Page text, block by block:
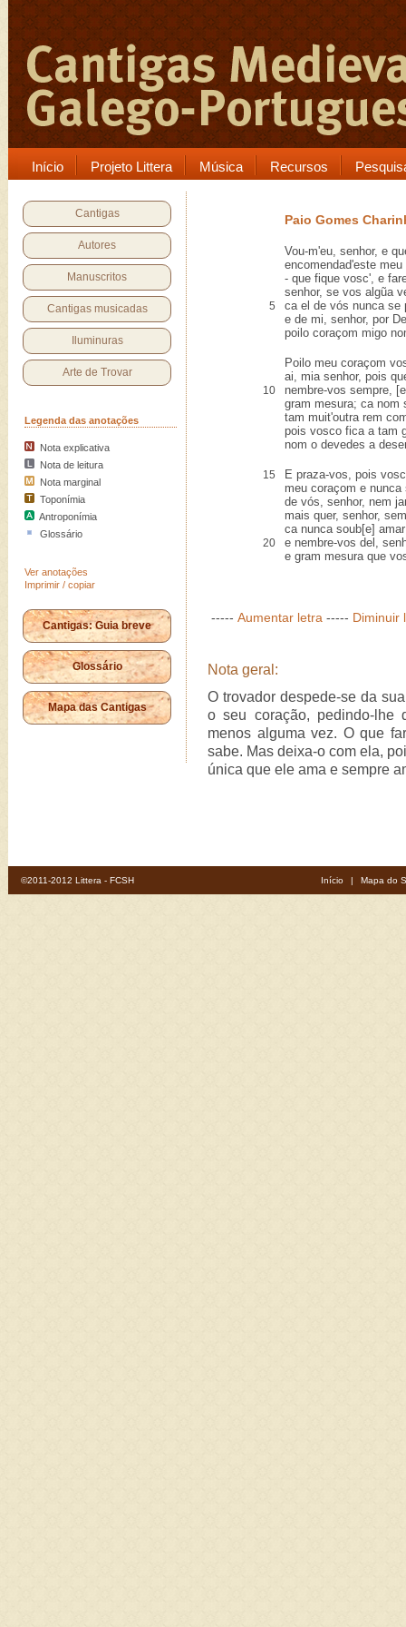
Início Projeto Littera Música Recursos
Cantigas
Autores
Manuscritos
Cantigas musicadas
Iluminuras
Arte de Trovar
Legenda das anotações
Nota explicativa
Nota de leitura
Nota marginal
Toponímia
Antroponímia
Glossário
Ver anotações
Imprimir / copiar
Cantigas: Guia breve
Glossário
Mapa das Cantigas
Paio Gomes
Vou-m'eu, senhor, e
encomendad'este
- que fique vosc', e
senhor, se vos algũa
5
ca el de vós nunca se
e de mi, senhor, por
poilo coraçom migo
Poilo meu coraçom
ai, mia senhor, pois
10
nembre-vos sempre,
gram mesura; ca nom
tam muit'outra rem
pois vosco fica a tam
nom o devedes a
15
E praza-vos, pois
meu coraçom e nunca
de vós, senhor, nem
mais quer, senhor,
ca nunca soub[e]
20
e nembre-vos del,
e gram mesura que
----- Aumentar letra ----- Diminuir
Nota geral:
O trovador despede-se da
o seu coração, pedindo-
menos alguma vez. O que
sabe. Mas deixa-o com ela,
única que ele ama e sempre
©2011-2012 Littera - FCSH Início | Mapa do